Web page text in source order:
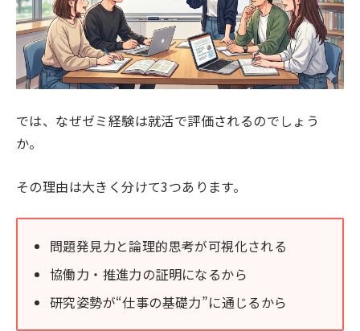
では、なぜゼミ経験は就活で評価されるのでしょう
か。
その理由は大きく分けて3つあります。
問題発見力と論理的思考が可視化される
協働力・推進力の証明になるから
研究姿勢が“仕事の基礎力”に通じるから